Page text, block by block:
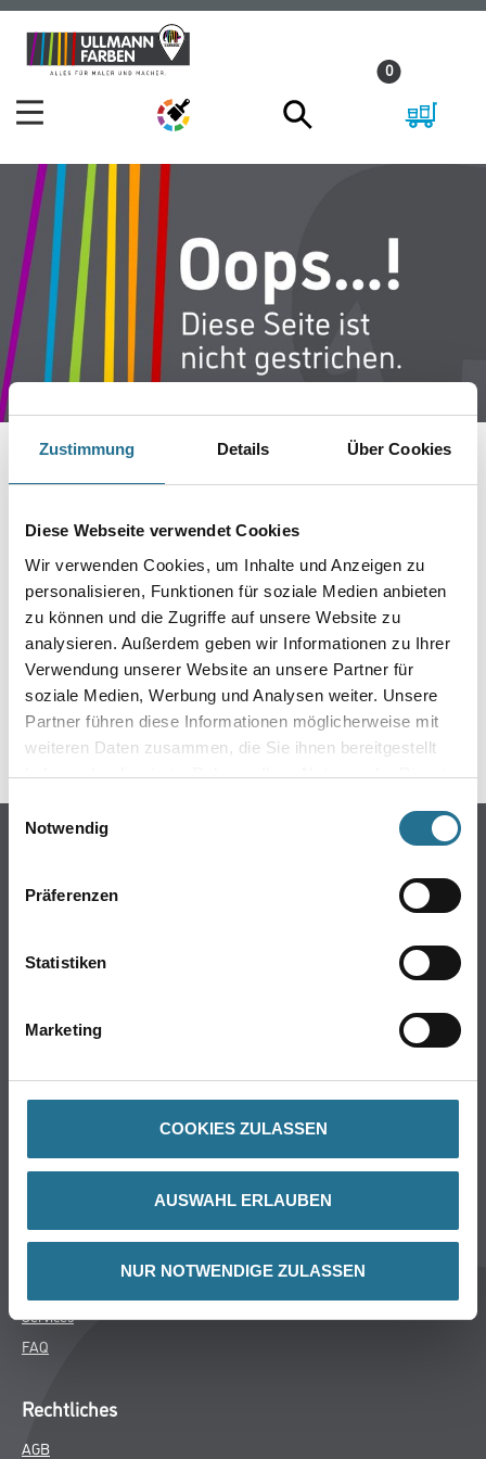
Zustimmung Details Über Cookies
Diese Webseite verwendet Cookies
Wir verwenden Cookies, um Inhalte und Anzeigen zu
personalisieren, Funktionen für soziale Medien anbieten
zu können und die Zugriffe auf unsere Website zu
analysieren. Außerdem geben wir Informationen zu Ihrer
Verwendung unserer Website an unsere Partner für
soziale Medien, Werbung und Analysen weiter. Unsere
Partner führen diese Informationen möglicherweise mit
weiteren Daten zusammen, die Sie ihnen bereitgestellt
haben oder die sie im Rahmen Ihrer Nutzung der Dienste
Einwilligungsauswahl
Notwendig
Präferenzen
Statistiken
Marketing
COOKIES ZULASSEN
AUSWAHL ERLAUBEN
NUR NOTWENDIGE ZULASSEN
Zum
Inhalt
Zum
Navigationsmenü
0
IST AUFGETRETEN
Keine Sorge, wir pinseln schon an der Lösung und
werden das Problem so schnell wie möglich beheben.
Erkunden Sie in der Zwischenzeit unseren Online-Shop
und lassen Sie sich inspirieren.
ZURÜCK ZUM ONLINE-SHOP
Online-Shop
Putze- und Spachtelmassen
Wand- & Deckenbeläge
Über uns
MPlus
Services
FAQ
Rechtliches
AGB